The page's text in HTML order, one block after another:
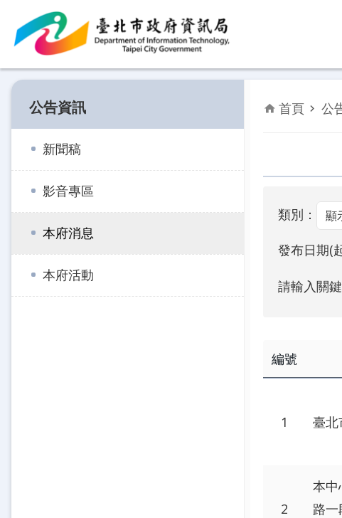
跳到主要內容區塊
公告資訊
新聞稿
影音專區
本府消息
本府活動
首頁 公
類別：
發布日期(
請輸入關鍵
編號
1 臺北
2
本中
路